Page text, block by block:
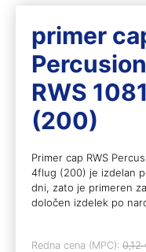
primer
RWS
(200)
Primer cap RWS
4flug (200) je izdelan
dni, zato je primeren
določen izdelek po
Redna cena (MPC): 0,12